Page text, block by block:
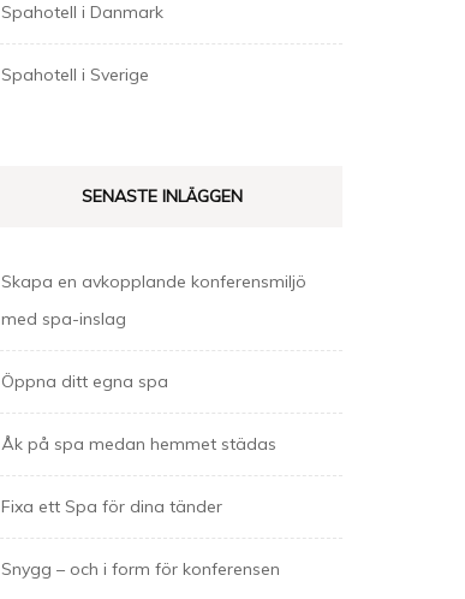
Spahotell i Danmark
Spahotell i Sverige
SENASTE INLÄGGEN
Skapa en avkopplande konferensmiljö
med spa-inslag
Öppna ditt egna spa
Åk på spa medan hemmet städas
Fixa ett Spa för dina tänder
Snygg – och i form för konferensen